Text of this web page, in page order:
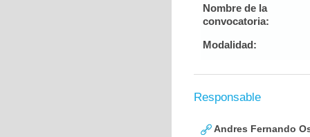
Nombre de la
convocatoria:
Modalidad:
Responsable
Andres Fernando